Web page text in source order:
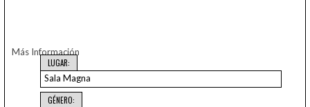
Más Información
LUGAR:
Sala Magna
GÉNERO: